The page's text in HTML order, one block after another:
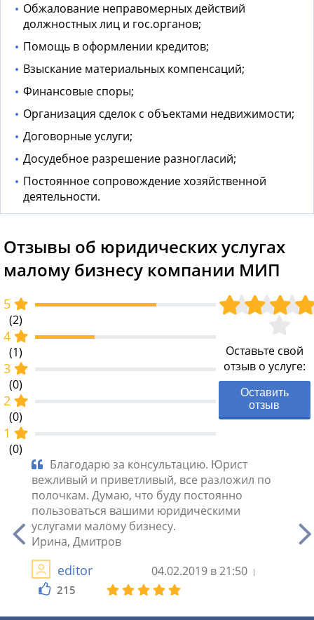
Обжалование неправомерных действий
должностных лиц и гос.органов;
Помощь в оформлении кредитов;
Взыскание материальных компенсаций;
Финансовые споры;
Организация сделок с объектами недвижимости;
Договорные услуги;
Досудебное разрешение разногласий;
Постоянное сопровождение хозяйственной
деятельности.
Отзывы об юридических услугах
малому бизнесу компании МИП
5
(2)
4
(1)
3
(0)
2
(0)
1
(0)
Оставьте свой
отзыв о услуге:
Оставить
отзыв
Благодарю за консультацию. Юрист
вежливый и приветливый, все разложил по
полочкам. Думаю, что буду постоянно
пользоваться вашими юридическими
услугами малому бизнесу.
Ирина, Дмитров
editor 04.02.2019 в 21:50
215